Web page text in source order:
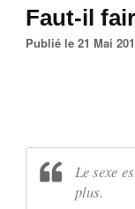
Faut-il
Publié le 21 Mai
Le sexe
plus.